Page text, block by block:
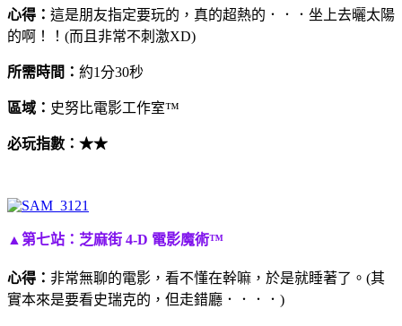
心得： 這是朋友指定要玩的，真的超熱的．．．坐上去曬太陽
的啊！！(而且非常不刺激XD)
所需時間： 約1分30秒
區域： 史努比電影工作室™
必玩指數： ★★
▲第七站：芝麻街 4-D 電影魔術™
心得： 非常無聊的電影，看不懂在幹嘛，於是就睡著了。(其
實本來是要看史瑞克的，但走錯廳．．．．)